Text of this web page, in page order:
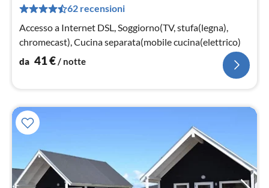
62 recensioni
Accesso a Internet DSL, Soggiorno(TV, stufa(legna),
chromecast), Cucina separata(mobile cucina(elettrico)
da 41€ / notte